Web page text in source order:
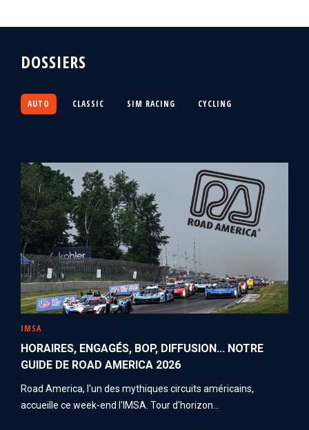
DOSSIERS
AUTO CLASSIC SIM RACING CYCLING
IMSA
HORAIRES, ENGAGÉS, BOP, DIFFUSION... NOTRE
GUIDE DE ROAD AMERICA 2026
Road America, l'un des mythiques circuits américains,
accueille ce week-end l'IMSA. Tour d'horizon...